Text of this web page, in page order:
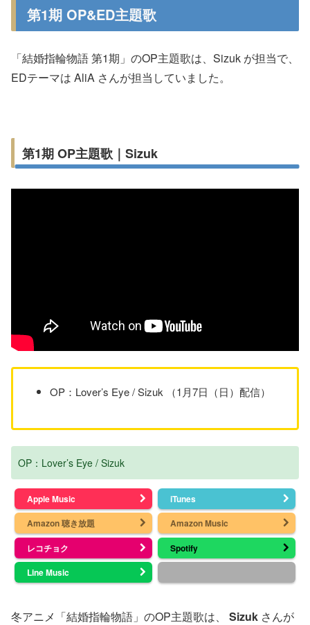
第1期 OP&ED主題歌
「結婚指輪物語 第1期」のOP主題歌は、Sizuk が担当で、
EDテーマは AliA さんが担当していました。
第1期 OP主題歌｜Sizuk
OP：Lover’s Eye / Sizuk （1月7日（日）配信）
OP：Lover’s Eye / Sizuk
Apple Music
iTunes
Amazon 聴き放題
Amazon Music
レコチョク
Spotify
Line Music
冬アニメ「結婚指輪物語」のOP主題歌は、 Sizuk さんが